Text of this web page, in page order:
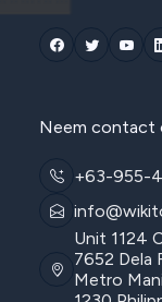
Neem contact
+63-955-
Unit 1124
7652 Dela
Metro